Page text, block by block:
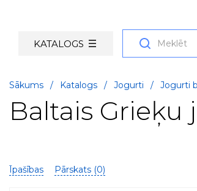
KATALOGS
Sākums / Katalogs / Jogurti / Jogurti
Baltais
Īpašības Pārskats (0)